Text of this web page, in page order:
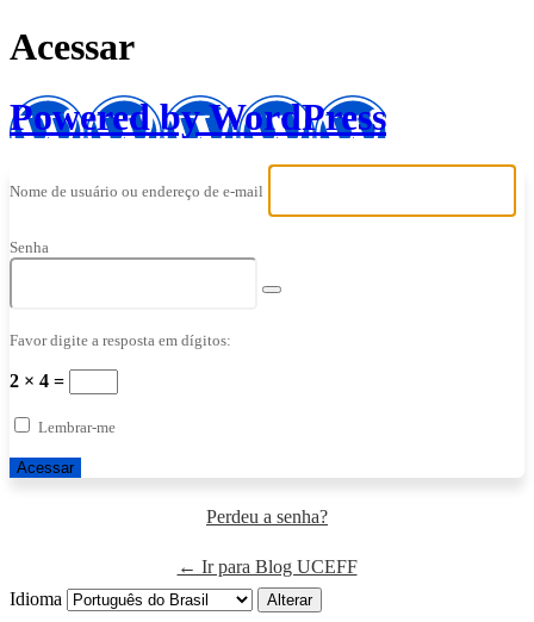
Acessar
Powered by WordPress
Nome de usuário ou endereço de e-mail
Senha
Favor digite a resposta em dígitos:
2 × 4 =
Lembrar-me
Perdeu a senha?
← Ir para Blog UCEFF
Idioma